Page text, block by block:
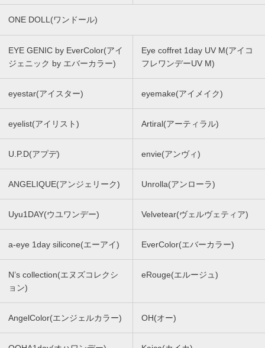
ONE DOLL(ワンドール)
EYE GENIC by EverColor(アイ
ジェニック by エバーカラー)
Eye coffret 1day UV M(アイコ
フレワンデーUV M)
eyestar(アイスター) eyemake(アイメイク)
eyelist(アイリスト) Artiral(アーティラル)
U.P.D(アプデ) envie(アンヴィ)
ANGELIQUE(アンジェリーク) Unrolla(アンローラ)
Uyu1DAY(ウユワンデー) Velvetear(ヴェルヴェティア)
a-eye 1day silicone(エーアイ) EverColor(エバーカラー)
N’s collection(エヌズコレクシ
ョン)
eRouge(エルージュ)
AngelColor(エンジェルカラー) OH(オー)